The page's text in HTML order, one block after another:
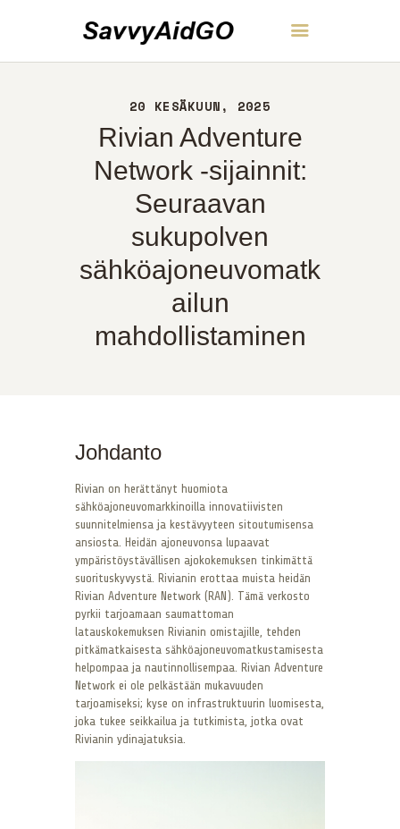
20 KESÄKUUN, 2025
Rivian Adventure
Network -sijainnit:
Seuraavan
sukupolven
sähköajoneuvomatk
ailun
mahdollistaminen
SavvyAidGO
NOIN
YHTEYS
POLITIIKKA
Johdanto
Rivian on herättänyt huomiota
sähköajoneuvomarkkinoilla innovatiivisten
suunnitelmiensa ja kestävyyteen sitoutumisensa
ansiosta. Heidän ajoneuvonsa lupaavat
ympäristöystävällisen ajokokemuksen tinkimättä
suorituskyvystä. Rivianin erottaa muista heidän
Rivian Adventure Network (RAN). Tämä verkosto
pyrkii tarjoamaan saumattoman
latauskokemuksen Rivianin omistajille, tehden
pitkämatkaisesta sähköajoneuvomatkustamisesta
helpompaa ja nautinnollisempaa. Rivian Adventure
Network ei ole pelkästään mukavuuden
tarjoamiseksi; kyse on infrastruktuurin luomisesta,
joka tukee seikkailua ja tutkimista, jotka ovat
Rivianin ydinajatuksia.